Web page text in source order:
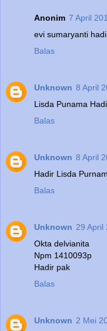
Anonim 7 April
evi sumaryanti
Balas
Unknown 8 April
Lisda Punama
Balas
Unknown 8 April
Hadir Lisda
Balas
Unknown 29 April
Okta delvianita
Npm 1410093p
Hadir pak
Balas
Unknown 2 Mei